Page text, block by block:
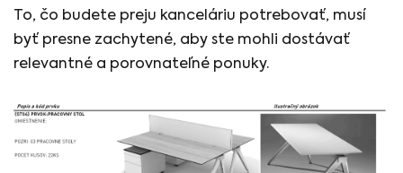
To, čo budete preju kanceláriu potrebovať, musí
byť presne zachytené, aby ste mohli dostávať
relevantné a porovnateľné ponuky.